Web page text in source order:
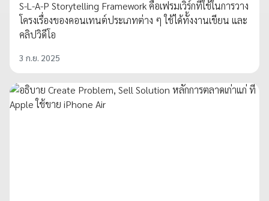
S-L-A-P Storytelling Framework คือเฟรมเวิร์กที่ใช้ในการวาง
โครงเรื่องของคอนเทนต์ประเภทต่าง ๆ ใช้ได้ทั้งงานเขียน และ
คลิปวิดีโอ
3 ก.ย. 2025